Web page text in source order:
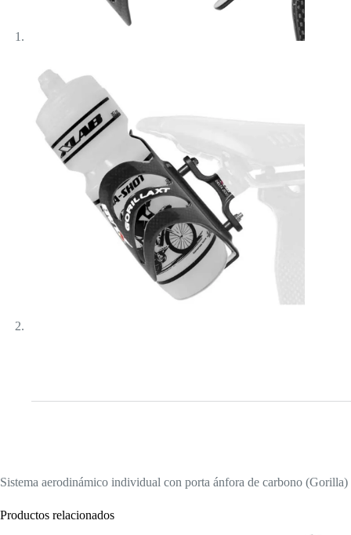
Sistema aerodinámico individual con porta ánfora de carbono
Productos relacionados